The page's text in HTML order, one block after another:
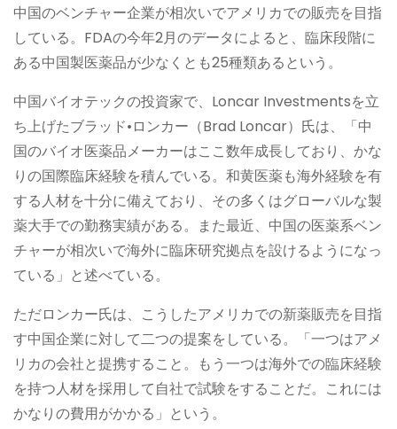
中国のベンチャー企業が相次いでアメリカでの販売を目指
している。FDAの今年2月のデータによると、臨床段階に
ある中国製医薬品が少なくとも25種類あるという。
中国バイオテックの投資家で、Loncar Investmentsを立
ち上げたブラッド•ロンカー（Brad Loncar）氏は、「中
国のバイオ医薬品メーカーはここ数年成長しており、かな
りの国際臨床経験を積んでいる。和黄医薬も海外経験を有
する人材を十分に備えており、その多くはグローバルな製
薬大手での勤務実績がある。また最近、中国の医薬系ベン
チャーが相次いで海外に臨床研究拠点を設けるようになっ
ている」と述べている。
ただロンカー氏は、こうしたアメリカでの新薬販売を目指
す中国企業に対して二つの提案をしている。「一つはアメ
リカの会社と提携すること。もう一つは海外での臨床経験
を持つ人材を採用して自社で試験をすることだ。これには
かなりの費用がかかる」という。